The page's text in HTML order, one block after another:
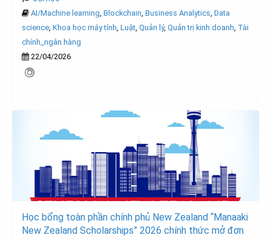
AI/Machine learning Blockchain Business Analytics Data
science Khoa học máy tính Luật Quản lý, Quản trị kinh doanh Tài
chính_ngân hàng
22/04/2026
Học bổng toàn phần chính phủ New Zealand “Manaaki
New Zealand Scholarships” 2026 chính thức mở đơn